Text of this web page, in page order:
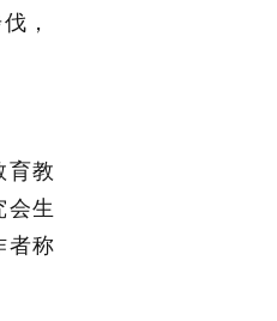
，
教
生
者称